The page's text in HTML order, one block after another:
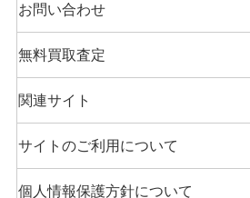
お問い合わせ
無料買取査定
関連サイト
サイトのご利用について
個人情報保護方針について